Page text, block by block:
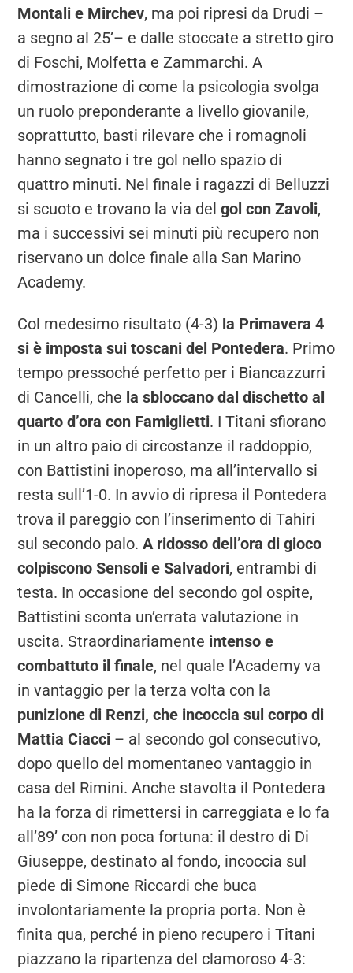
Montali e Mirchev, ma poi ripresi da Drudi –
a segno al 25’– e dalle stoccate a stretto giro
di Foschi, Molfetta e Zammarchi. A
dimostrazione di come la psicologia svolga
un ruolo preponderante a livello giovanile,
soprattutto, basti rilevare che i romagnoli
hanno segnato i tre gol nello spazio di
quattro minuti. Nel finale i ragazzi di Belluzzi
si scuoto e trovano la via delgol con Zavoli,
ma i successivi sei minuti più recupero non
riservano un dolce finale alla San Marino
Academy.
Col medesimo risultato (4-3) la Primavera 4
si è imposta sui toscani del Pontedera. Primo
tempo pressoché perfetto per i Biancazzurri
di Cancelli, che la sbloccano dal dischetto al
quarto d’ora con Famiglietti. I Titani sfiorano
in un altro paio di circostanze il raddoppio,
con Battistini inoperoso, ma all’intervallo si
resta sull’1-0. In avvio di ripresa il Pontedera
trova il pareggio con l’inserimento di Tahiri
sul secondo palo.A ridosso dell’ora di gioco
colpiscono Sensoli e Salvadori, entrambi di
testa. In occasione del secondo gol ospite,
Battistini sconta un’errata valutazione in
uscita. Straordinariamente intenso e
combattuto il finale, nel quale l’Academy va
in vantaggio per la terza volta con la
punizione di Renzi, che incoccia sul corpo di
Mattia Ciacci – al secondo gol consecutivo,
dopo quello del momentaneo vantaggio in
casa del Rimini. Anche stavolta il Pontedera
ha la forza di rimettersi in carreggiata e lo fa
all’89’ con non poca fortuna: il destro di Di
Giuseppe, destinato al fondo, incoccia sul
piede di Simone Riccardi che buca
involontariamente la propria porta. Non è
finita qua, perché in pieno recupero i Titani
piazzano la ripartenza del clamoroso 4-3: